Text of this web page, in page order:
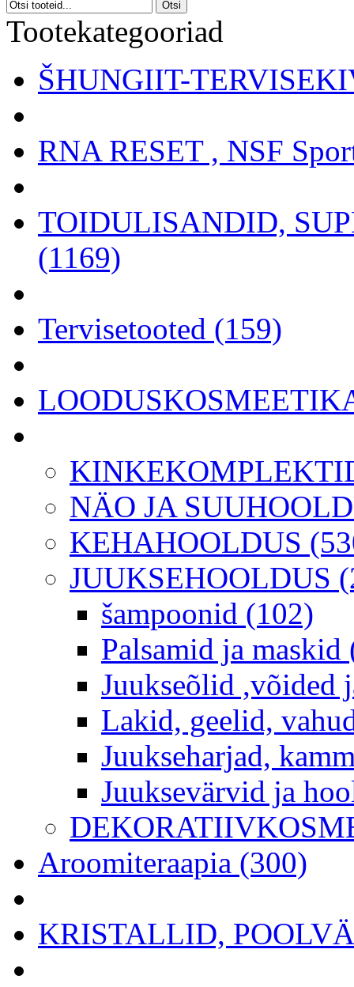
Tootekategooriad
ŠHUNGIIT-
RNA RESET , NSF
TOIDULISANDID,
(1169)
Tervisetooted (159)
NÄO JA
KEHAHOOLDUS
JUUKSEHOOLDUS
šampoonid (102)
Palsamid ja maskid
Juukseõlid ,võided
Lakid, geelid,
Juukseharjad,
Juuksevärvid ja
Aroomiteraapia (300)
KRISTALLID,